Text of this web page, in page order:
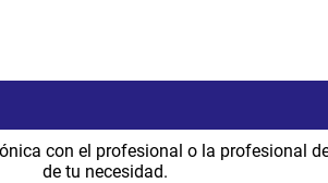
con el profesional o la profesional
de tu necesidad.